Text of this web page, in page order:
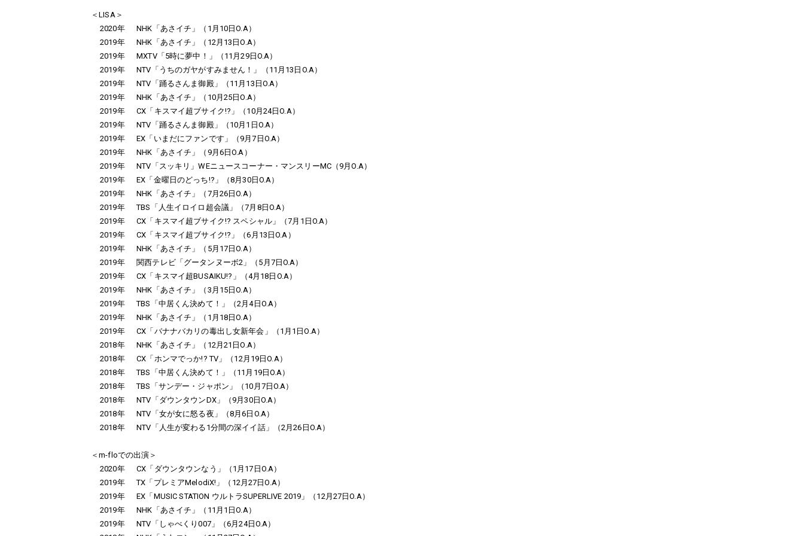
＜LISA＞
2020年
NHK「あさイチ」（1月10日O.A）
2019年
NHK「あさイチ」（12月13日O.A）
2019年
MXTV「5時に夢中！」（11月29日O.A）
2019年
NTV「うちのガヤがすみません！」（11月13日O.A）
2019年
NTV「踊るさんま御殿」（11月13日O.A）
2019年
NHK「あさイチ」（10月25日O.A）
2019年
CX「キスマイ超ブサイク!?」（10月24日O.A）
2019年
NTV「踊るさんま御殿」（10月1日O.A）
2019年
EX「いまだにファンです」（9月7日O.A）
2019年
NHK「あさイチ」（9月6日O.A）
2019年
NTV「スッキリ」WEニュースコーナー・マンスリーMC（9月O.A）
2019年
EX「金曜日のどっち!?」（8月30日O.A）
2019年
NHK「あさイチ」（7月26日O.A）
2019年
TBS「人生イロイロ超会議」（7月8日O.A）
2019年
CX「キスマイ超ブサイク!? スペシャル」（7月1日O.A）
2019年
CX「キスマイ超ブサイク!?」（6月13日O.A）
2019年
NHK「あさイチ」（5月17日O.A）
2019年
関西テレビ「グータンヌーボ2」（5月7日O.A）
2019年
CX「キスマイ超BUSAIKU!?」（4月18日O.A）
2019年
NHK「あさイチ」（3月15日O.A）
2019年
TBS「中居くん決めて！」（2月4日O.A）
2019年
NHK「あさイチ」（1月18日O.A）
2019年
CX「バナナバカリの毒出し女新年会」（1月1日O.A）
2018年
NHK「あさイチ」（12月21日O.A）
2018年
CX「ホンマでっか!? TV」（12月19日O.A）
2018年
TBS「中居くん決めて！」（11月19日O.A）
2018年
TBS「サンデー・ジャポン」（10月7日O.A）
2018年
NTV「ダウンタウンDX」（9月30日O.A）
2018年
NTV「女が女に怒る夜」（8月6日O.A）
2018年
NTV「人生が変わる1分間の深イイ話」（2月26日O.A）
＜m-floでの出演＞
2020年
CX「ダウンタウンなう」（1月17日O.A）
2019年
TX「プレミアMelodiX!」（12月27日O.A）
2019年
EX「MUSIC STATION ウルトラSUPERLIVE 2019」（12月27日O.A）
2019年
NHK「あさイチ」（11月1日O.A）
2019年
NTV「しゃべくり007」（6月24日O.A）